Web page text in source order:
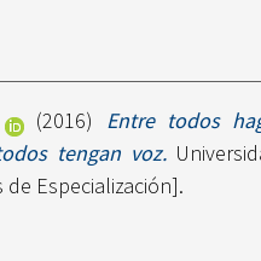
(2016) Entre todos
tengan voz.
de Especialización].